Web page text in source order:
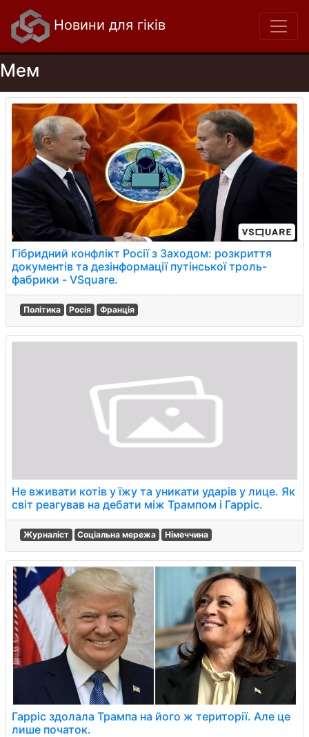
Новини для гіків
Мем
Гібридний конфлікт Росії з Заходом: розкриття
документів та дезінформації путінської троль-
фабрики - VSquare.
Політика Росія Франція
Не вживати котів у їжу та уникати ударів у лице. Як
світ реагував на дебати між Трампом і Гарріс.
Журналіст Соціальна мережа Німеччина
Гарріс здолала Трампа на його ж території. Але це
лише початок.